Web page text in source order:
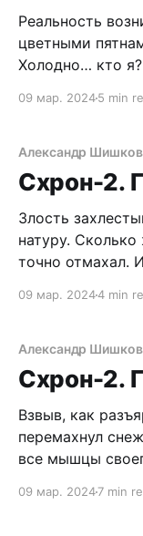
Реальность
цветными
Холодно… кто
занозами, на
напрячь память.
лес, а в нем
09 мар. 20245 min
Александр
Схрон-2.
Злость
натуру.
точно отмахал.
снегоход и
Может устроить
посливать
09 мар. 20244 min
Александр
Схрон-2.
Взвыв, как
перемахнул
все мышцы
показавшийся
09 мар. 20247 min